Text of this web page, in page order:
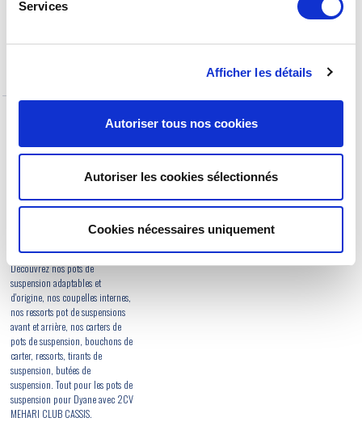
Services
Afficher les détails
Autoriser tous nos cookies
Autoriser les cookies sélectionnés
Cookies nécessaires uniquement
ensemble mousse, bouchons et
train avant, vis train avant, vis
train arrière...
Pots de suspension pour Citroën
boutique Internet. Le 2CV
MEHARI CLUB CASSIS, spécialiste
de pièces et accessoires pour
Dyane, propose un catalogue
complet de références dédiées
aux suspensions de la Dyane.
Découvrez nos pots de
suspension adaptables et
d'origine, nos coupelles internes,
nos ressorts pot de suspensions
avant et arrière, nos carters de
pots de suspension, bouchons de
carter, ressorts, tirants de
suspension, butées de
suspension. Tout pour les pots de
suspension pour Dyane avec 2CV
MEHARI CLUB CASSIS.